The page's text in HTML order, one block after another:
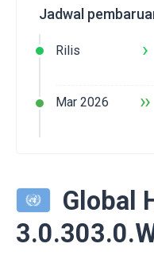
Jadwal
Rilis ›
Mar 2026 ››
Global